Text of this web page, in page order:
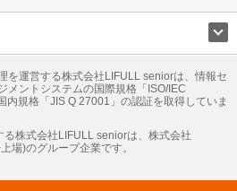
ーム 地方創生 ママの就労支援
グ 遺品整理 老後の暮らし情報
却査定 不動産投資 アドバイザー
を運営する株式会社LIFULL seniorは、情報セ
メントシステムの国際規格「ISO/IEC
内規格「JIS Q 27001」の認証を取得していま
株式会社LIFULL seniorは、株式会社
場)のグループ企業です。